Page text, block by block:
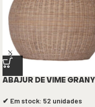
ABAJUR DE VIME GRANY
✔ Em stock: 52 unidades